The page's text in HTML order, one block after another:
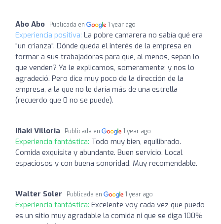
Abo Abo Publicada en 1 year ago
Experiencia positiva: La pobre camarera no sabía qué era
"un crianza". Dónde queda el interés de la empresa en
formar a sus trabajadoras para que, al menos, sepan lo
que venden? Ya le explicamos, someramente; y nos lo
agradeció. Pero dice muy poco de la dirección de la
empresa, a la que no le daría más de una estrella
(recuerdo que 0 no se puede).
Iñaki Villoria Publicada en 1 year ago
Experiencia fantástica: Todo muy bien, equilibrado.
Comida exquisita y abundante. Buen servicio. Local
espaciosos y con buena sonoridad. Muy recomendable.
Walter Soler Publicada en 1 year ago
Experiencia fantástica: Excelente voy cada vez que puedo
es un sitio muy agradable la comida ni que se diga 100%